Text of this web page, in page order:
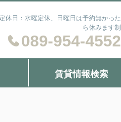
日：水曜定休、日曜日は予約無かった
ら休みます制
089-954-4552
賃貸情報検索